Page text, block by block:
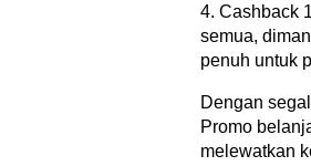
4. Cashback
semua,
penuh untuk
Dengan
Promo
melewatkan